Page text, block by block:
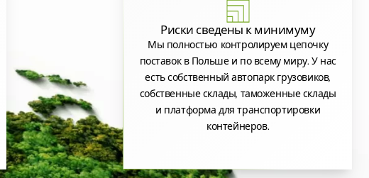
Риски сведены к минимуму
Мы полностью контролируем цепочку
поставок в Польше и по всему миру. У нас
есть собственный автопарк грузовиков,
собственные склады, таможенные склады
и платформа для транспортировки
контейнеров.